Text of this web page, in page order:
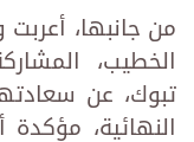
من جانبها،
الخطيب،
تبوك، عن
النهائية،